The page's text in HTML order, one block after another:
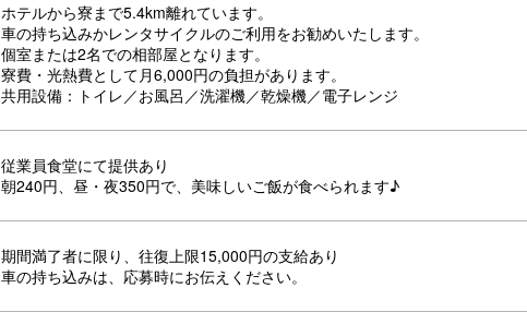
ホテルから寮まで5.4km離れています。
車の持ち込みかレンタサイクルのご利用をお勧めいたします。
個室または2名での相部屋となります。
寮費・光熱費として月6,000円の負担があります。
共用設備：トイレ／お風呂／洗濯機／乾燥機／電子レンジ
従業員食堂にて提供あり
朝240円、昼・夜350円で、美味しいご飯が食べられます♪
期間満了者に限り、往復上限15,000円の支給あり
車の持ち込みは、応募時にお伝えください。